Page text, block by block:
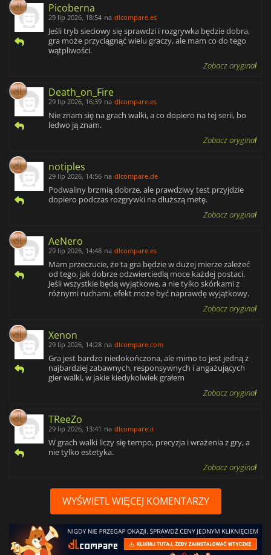
Picoberna
29 lip 2026, 18:54 na dlcompare.es
Jeśli tryb sieciowy się sprawdzi i rozgrywka będzie dobra,
gra może przyciągnąć wielu graczy, ale mam co do tego
wątpliwości.
Zobacz oryginał
Death_on_Fire
29 lip 2026, 16:39 na dlcompare.es
Nie znam się na grach walki, a co dopiero na tej serii, bo
ledwo ją znam.
Zobacz oryginał
notiples
29 lip 2026, 14:56 na dlcompare.de
Podwaliny brzmią dobrze, ale prawdziwy test przyjdzie
dopiero podczas rozgrywki na dłuższą metę.
Zobacz oryginał
AeNero
29 lip 2026, 14:48 na dlcompare.es
Mam przeczucie, że ta gra będzie w dużej mierze zależeć
od tego, jak dobrze odzwierciedlą moce każdej postaci.
Jeśli wszystkie będą wyjątkowe, a nie tylko skórkami z
różnymi ruchami, efekt może być naprawdę wyjątkowy.
Zobacz oryginał
Xenon
29 lip 2026, 14:28 na dlcompare.com
Gra jest bardzo niedokończona, ale mimo to jest jedną z
najbardziej zabawnych, responsywnych i angażujących
gier walki, w jakie kiedykolwiek grałem
Zobacz oryginał
TReeZo
29 lip 2026, 13:41 na dlcompare.it
W grach walki liczy się tempo, precyzja i wrażenia z gry, a
nie tylko estetyka.
Zobacz oryginał
WYŚWIETL WIĘCEJ KOMENTARZY